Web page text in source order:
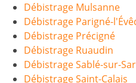
Débistrage Mulsanne
Débistrage Parigné-
Débistrage Précigné
Débistrage Ruaudin
Débistrage Sablé-sur-
Débistrage Saint-Calais